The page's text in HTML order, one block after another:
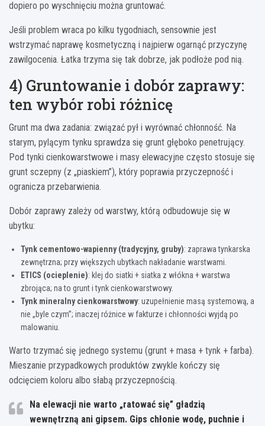
dopiero po wyschnięciu można gruntować.
Jeśli problem wraca po kilku tygodniach, sensownie jest
wstrzymać naprawę kosmetyczną i najpierw ogarnąć przyczynę
zawilgocenia. Łatka trzyma się tak dobrze, jak podłoże pod nią.
4) Gruntowanie i dobór zaprawy:
ten wybór robi różnicę
Grunt ma dwa zadania: związać pył i wyrównać chłonność. Na
starym, pylącym tynku sprawdza się grunt głęboko penetrujący.
Pod tynki cienkowarstwowe i masy elewacyjne często stosuje się
grunt sczepny (z „piaskiem”), który poprawia przyczepność i
ogranicza przebarwienia.
Dobór zaprawy zależy od warstwy, którą odbudowuje się w
ubytku:
Tynk cementowo-wapienny (tradycyjny, gruby): zaprawa tynkarska
zewnętrzna; przy większych ubytkach nakładanie warstwami.
ETICS (ocieplenie): klej do siatki + siatka z włókna + warstwa
zbrojąca; na to grunt i tynk cienkowarstwowy.
Tynk mineralny cienkowarstwowy: uzupełnienie masą systemową, a
nie „byle czym”; inaczej różnice w fakturze i chłonności wyjdą po
malowaniu.
Warto trzymać się jednego systemu (grunt + masa + tynk + farba).
Mieszanie przypadkowych produktów zwykle kończy się
odcięciem koloru albo słabą przyczepnością.
Na elewacji nie warto „ratować się” gładzią
wewnętrzną ani gipsem. Gips chłonie wodę, puchnie i